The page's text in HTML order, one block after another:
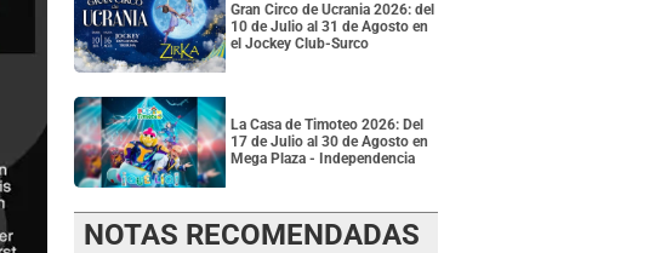
Gran Circo de Ucrania 2026: del
10 de Julio al 31 de Agosto en
el Jockey Club-Surco
La Casa de Timoteo 2026: Del
17 de Julio al 30 de Agosto en
Mega Plaza - Independencia
NOTAS RECOMENDADAS